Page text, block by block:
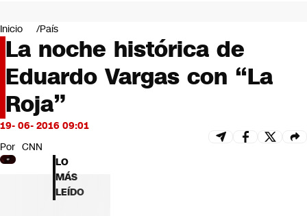
Negocios
Deportes
Programas completos
Cultura
Servicios
Bits
CNN Data
CNN tiempo
Futuro 360
Opinión
Inicio País
La noche histórica de
Eduardo Vargas con “La
Roja”
19- 06- 2016 09:01
Por CNN
LO
MÁS
LEÍDO